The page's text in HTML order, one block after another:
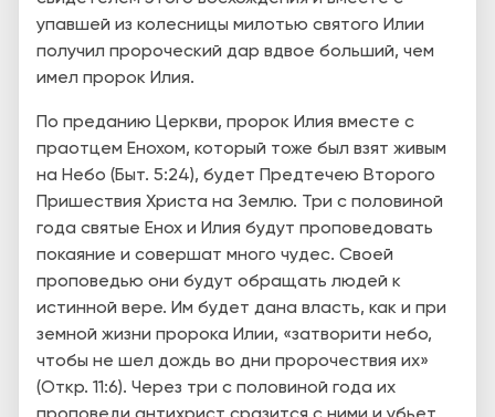
упавшей из колесницы милотью святого Илии
получил пророческий дар вдвое больший, чем
имел пророк Илия.
По преданию Церкви, пророк Илия вместе с
праотцем Енохом, который тоже был взят живым
на Небо (Быт. 5:24), будет Предтечею Второго
Пришествия Христа на Землю. Три с половиной
года святые Енох и Илия будут проповедовать
покаяние и совершат много чудес. Своей
проповедью они будут обращать людей к
истинной вере. Им будет дана власть, как и при
земной жизни пророка Илии, «затворити небо,
чтобы не шел дождь во дни пророчествия их»
(Откр. 11:6). Через три с половиной года их